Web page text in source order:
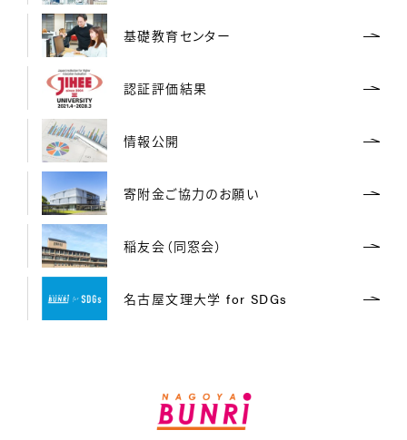
基礎教育センター
認証評価結果
情報公開
寄附金ご協力のお願い
稲友会（同窓会）
名古屋文理大学 for SDGs